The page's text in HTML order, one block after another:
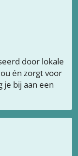
door lokale
én zorgt voor
je bij aan een